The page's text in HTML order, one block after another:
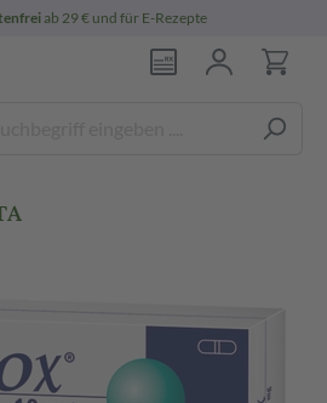
ab 29 € und für E-Rezepte